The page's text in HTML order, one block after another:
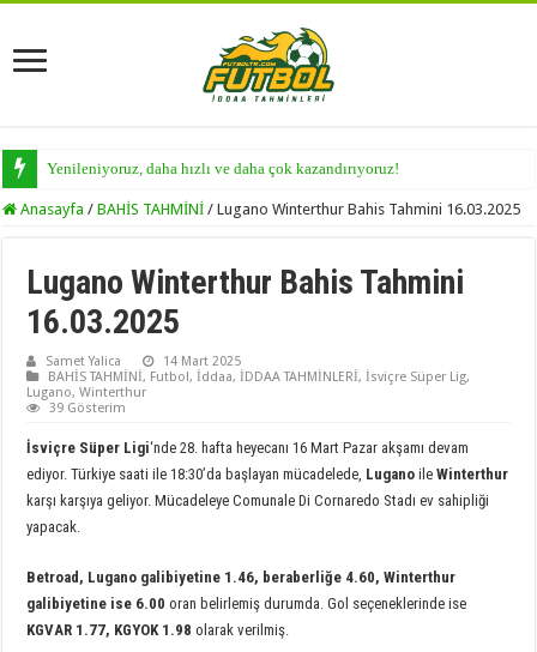
Yenileniyoruz, daha hızlı ve daha çok kazandırıyoruz!
Anasayfa / BAHİS TAHMİNİ / Lugano Winterthur Bahis Tahmini 16.03.2025
Lugano Winterthur Bahis Tahmini
16.03.2025
Samet Yalica
14 Mart 2025
BAHİS TAHMİNİ, Futbol,İddaa,İDDAA TAHMİNLERİ,İsviçre Süper Lig,
Lugano,Winterthur
39 Gösterim
İsviçre Süper Ligi‘nde 28. hafta heyecanı 16 Mart Pazar akşamı devam
ediyor. Türkiye saati ile 18:30’da başlayan mücadelede, Lugano ileWinterthur
karşı karşıya geliyor. Mücadeleye Comunale Di Cornaredo Stadı ev sahipliği
yapacak.
Betroad, Lugano galibiyetine 1.46, beraberliğe 4.60, Winterthur
galibiyetine ise 6.00oran belirlemiş durumda. Gol seçeneklerinde ise
KGVAR 1.77, KGYOK 1.98 olarak verilmiş.